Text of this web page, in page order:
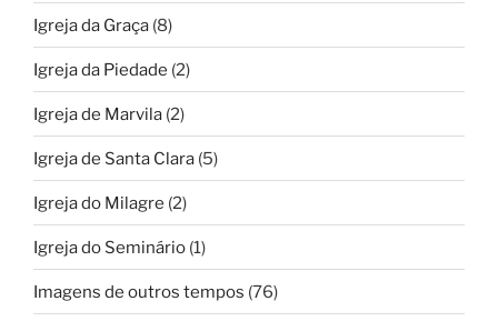
Igreja da Graça (8)
Igreja da Piedade (2)
Igreja de Marvila (2)
Igreja de Santa Clara (5)
Igreja do Milagre (2)
Igreja do Seminário (1)
Imagens de outros tempos (76)